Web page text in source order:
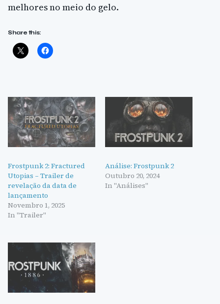
melhores no meio do gelo.
Share this:
Frostpunk 2: Fractured
Utopias – Trailer de
revelação da data de
lançamento
Novembro 1, 2025
In "Trailer"
Análise: Frostpunk 2
Outubro 20, 2024
In "Análises"